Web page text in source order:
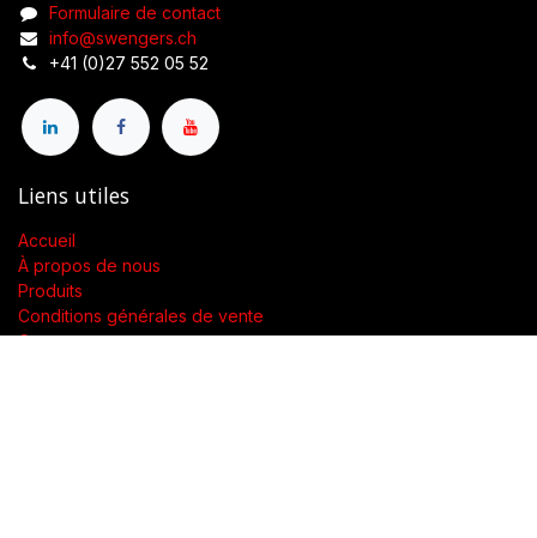
Formulaire de contact
info@swengers.ch
+41 (0)27 552 05 52
Liens utiles
Accueil
À propos de nous
Produits
Conditions générales de vente
Contactez-nous